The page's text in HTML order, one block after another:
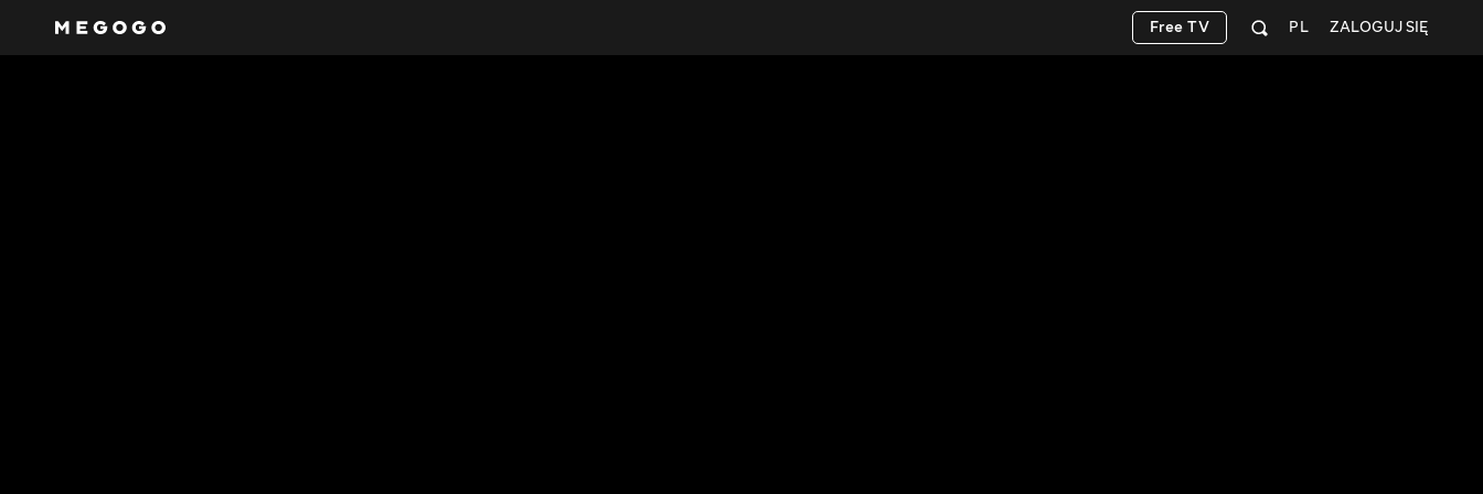
ZALOGUJ SIĘ
PL
Free TV